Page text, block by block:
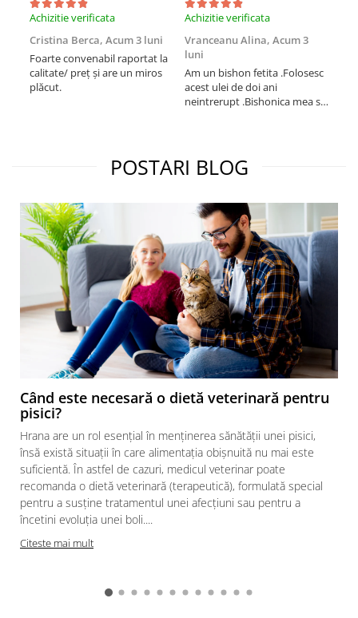
Achizitie verificata
Cristina Berca, Acum 3 luni
Foarte convenabil raportat la
calitate/ preț și are un miros
plăcut.
Achizitie verificata
Vranceanu Alina, Acum 3
luni
Am un bishon fetita .Folosesc
acest ulei de doi ani
neintrerupt .Bishonica mea se
treia comanda recomand cu
mult drag !
POSTARI BLOG
Când este necesară o dietă veterinară pentru
pisici?
Hrana are un rol esențial în menținerea sănătății unei pisici,
însă există situații în care alimentația obișnuită nu mai este
suficientă. În astfel de cazuri, medicul veterinar poate
recomanda o dietă veterinară (terapeutică), formulată special
pentru a susține tratamentul unei afecțiuni sau pentru a
încetini evoluția unei boli....
Citeste mai mult